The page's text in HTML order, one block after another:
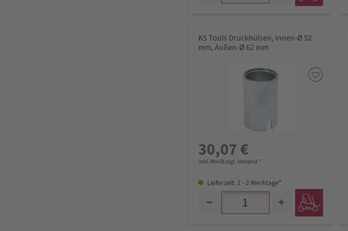
KS Tools Druckhülsen, Innen-Ø 52
mm, Außen-Ø 62 mm
30,07 €
inkl. MwSt zzgl. Versand *
Lieferzeit: 1 - 2 Werktage*